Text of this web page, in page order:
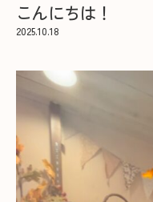
こんにちは！
2025.10.18